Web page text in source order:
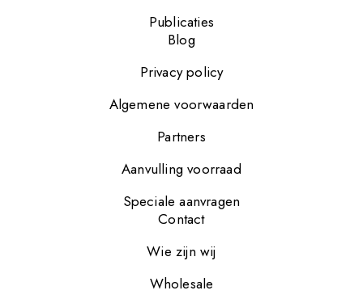
Publicaties
Blog
Privacy policy
Algemene voorwaarden
Partners
Aanvulling voorraad
Speciale aanvragen
Contact
Wie zijn wij
Wholesale